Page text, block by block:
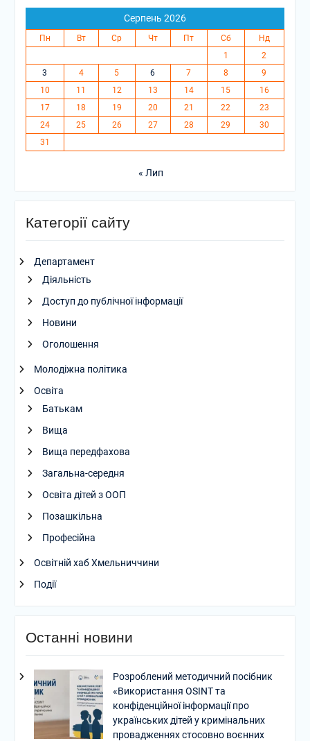
Серпень 2026
Пн Вт Ср Чт Пт Сб
Нд
1
2
3
4 5 6 7 8
9
10
11 12 13 14 15
16
17
18 19 20 21 22
23
24
25 26 27 28 29
30
31
« Лип
Категорії сайту
Департамент
Діяльність
Доступ до публічної інформації
Новини
Оголошення
Молодіжна політика
Освіта
Батькам
Вища
Вища передфахова
Загальна-середня
Освіта дітей з ООП
Позашкільна
Професійна
Освітній хаб Хмельниччини
Події
Останні новини
Розроблений методичний посібник
«Використання OSINT та
конфіденційної інформації про
українських дітей у кримінальних
провадженнях стосовно воєнних